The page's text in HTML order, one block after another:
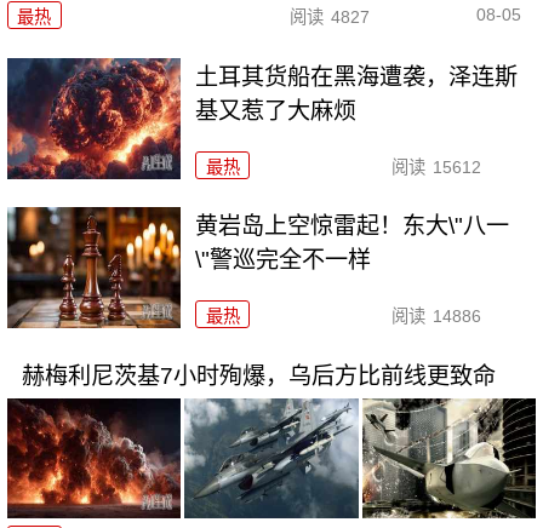
最热 阅读 4827 08-05
土耳其货船在黑海遭袭，泽连斯
基又惹了大麻烦
最热 阅读 15612
黄岩岛上空惊雷起！东大\"八一
\"警巡完全不一样
最热 阅读 14886
赫梅利尼茨基7小时殉爆，乌后方比前线更致命